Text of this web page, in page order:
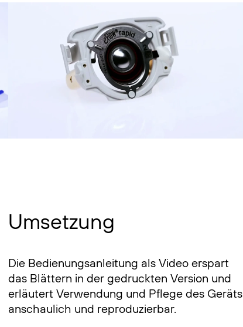
Umsetzung
Die Bedienungsanleitung als Video erspart
das Blättern in der gedruckten Version und
erläutert Verwendung und Pflege des Geräts
anschaulich und reproduzierbar.